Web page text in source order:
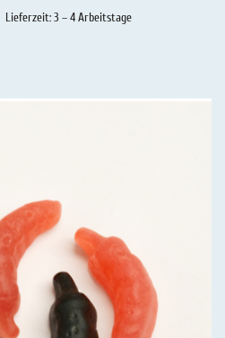
Lieferzeit: 3 – 4 Arbeitstage